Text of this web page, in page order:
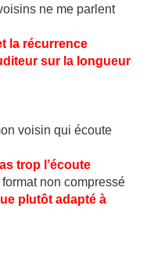
ne me parlent
la récurrence
sur la longueur
voisin qui écoute
trop l’écoute
non compressé
plutôt adapté à